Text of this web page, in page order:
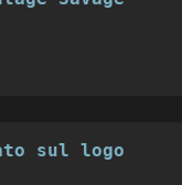
sul logo